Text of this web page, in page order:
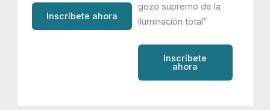
Inscríbete ahora
gozo supremo de la
iluminación total”
Inscríbete
ahora